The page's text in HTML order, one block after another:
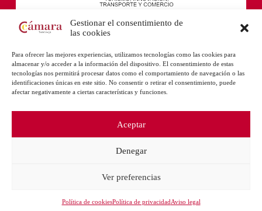
Gestionar el consentimiento de
las cookies
Para ofrecer las mejores experiencias, utilizamos tecnologías como las cookies para
almacenar y/o acceder a la información del dispositivo. El consentimiento de estas
tecnologías nos permitirá procesar datos como el comportamiento de navegación o las
identificaciones únicas en este sitio. No consentir o retirar el consentimiento, puede
afectar negativamente a ciertas características y funciones.
Aceptar
Denegar
Ver preferencias
Política de cookiesPolítica de privacidadAviso legal